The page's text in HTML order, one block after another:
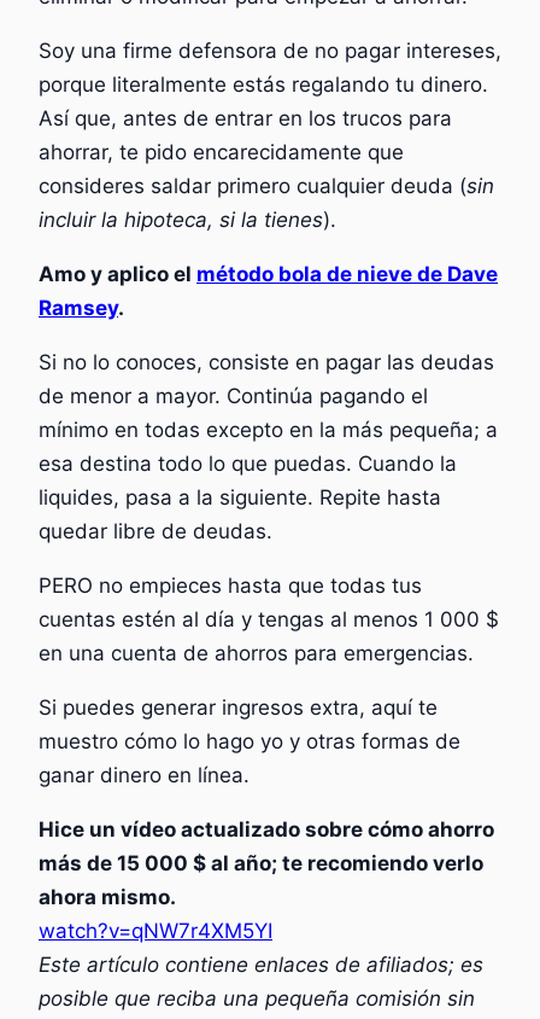
Soy una firme defensora de no pagar intereses,
porque literalmente estás regalando tu dinero.
Así que, antes de entrar en los trucos para
ahorrar, te pido encarecidamente que
consideres saldar primero cualquier deuda (sin
incluir la hipoteca, si la tienes).
Amo y aplico el método bola de nieve de Dave
Ramsey.
Si no lo conoces, consiste en pagar las deudas
de menor a mayor. Continúa pagando el
mínimo en todas excepto en la más pequeña; a
esa destina todo lo que puedas. Cuando la
liquides, pasa a la siguiente. Repite hasta
quedar libre de deudas.
PERO no empieces hasta que todas tus
cuentas estén al día y tengas al menos 1 000 $
en una cuenta de ahorros para emergencias.
Si puedes generar ingresos extra, aquí te
muestro cómo lo hago yo y otras formas de
ganar dinero en línea.
Hice un vídeo actualizado sobre cómo ahorro
más de 15 000 $ al año; te recomiendo verlo
ahora mismo.
watch?v=qNW7r4XM5YI
Este artículo contiene enlaces de afiliados; es
posible que reciba una pequeña comisión sin